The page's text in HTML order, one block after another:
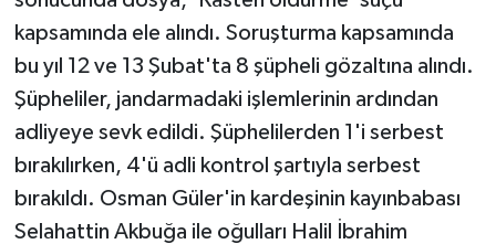
kapsamında ele alındı. Soruşturma kapsamında
bu yıl 12 ve 13 Şubat'ta 8 şüpheli gözaltına alındı.
Şüpheliler, jandarmadaki işlemlerinin ardından
adliyeye sevk edildi. Şüphelilerden 1'i serbest
bırakılırken, 4'ü adli kontrol şartıyla serbest
bırakıldı. Osman Güler'in kardeşinin kayınbabası
Selahattin Akbuğa ile oğulları Halil İbrahim